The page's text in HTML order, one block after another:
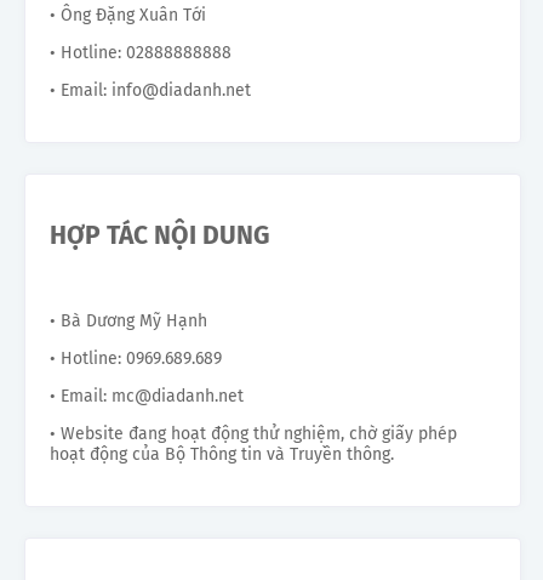
• Ông Đặng Xuân Tới
• Hotline: 02888888888
• Email: info@diadanh.net
HỢP TÁC NỘI DUNG
• Bà Dương Mỹ Hạnh
• Hotline: 0969.689.689
• Email: mc@diadanh.net
• Website đang hoạt động thử nghiệm, chờ giấy phép
hoạt động của Bộ Thông tin và Truyền thông.